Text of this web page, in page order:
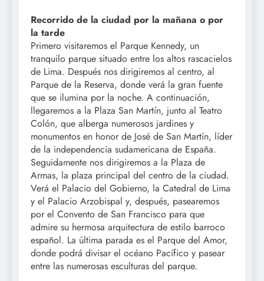
Recorrido de la ciudad por la mañana o por
la tarde
Primero visitaremos el Parque Kennedy, un
tranquilo parque situado entre los altos rascacielos
de Lima. Después nos dirigiremos al centro, al
Parque de la Reserva, donde verá la gran fuente
que se ilumina por la noche. A continuación,
llegaremos a la Plaza San Martín, junto al Teatro
Colón, que alberga numerosos jardines y
monumentos en honor de José de San Martín, líder
de la independencia sudamericana de España.
Seguidamente nos dirigiremos a la Plaza de
Armas, la plaza principal del centro de la ciudad.
Verá el Palacio del Gobierno, la Catedral de Lima
y el Palacio Arzobispal y, después, pasearemos
por el Convento de San Francisco para que
admire su hermosa arquitectura de estilo barroco
español. La última parada es el Parque del Amor,
donde podrá divisar el océano Pacífico y pasear
entre las numerosas esculturas del parque.